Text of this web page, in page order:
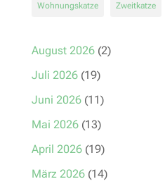
Wohnungskatze Zweitkatze
August 2026(2)
Juli 2026(19)
Juni 2026(11)
Mai 2026(13)
April 2026(19)
März 2026(14)